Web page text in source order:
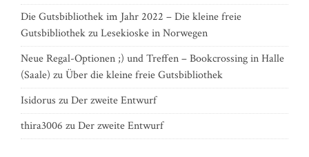
Die Gutsbibliothek im Jahr 2022 – Die kleine freie
GutsbibliothekzuLesekioske in Norwegen
Neue Regal-Optionen ;) und Treffen – Bookcrossing in Halle
(Saale) zuÜber die kleine freie Gutsbibliothek
Isidorus zuDer zweite Entwurf
thira3006 zuDer zweite Entwurf